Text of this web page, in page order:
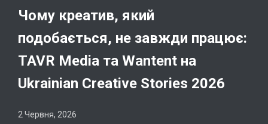
Чому креатив, який
подобається, не завжди працює:
TAVR Media та Wantent на
Ukrainian Creative Stories 2026
2 Червня, 2026